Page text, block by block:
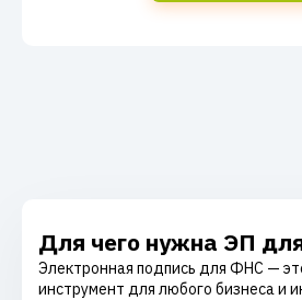
Для чего нужна ЭП
Электронная подпись для ФНС —
инструмент для любого бизнеса и